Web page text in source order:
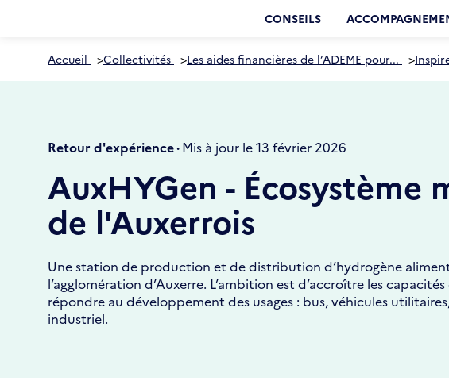
CONSEILS
Accueil >Collectivités >Les aides financières de l’ADEME pour... >
Retour d'expérience ·Mis à jour le 13 février 2026
AuxHYGen -
de l'Auxerrois
Une station de production et de distribution d’hydrogène
l’agglomération d’Auxerre. L’ambition est d’accroître les
répondre au développement des usages : bus, véhicules
industriel.